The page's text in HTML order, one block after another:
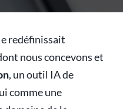
redéfinissait
nous concevons et
, un outil IA de
comme une